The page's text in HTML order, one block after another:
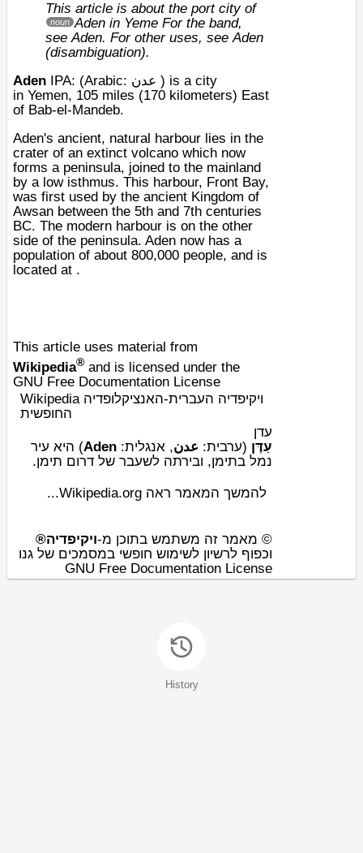
This article is about the port city of
Aden in Yeme
noun
For the band,
seeAden. For other uses, seeAden
(disambiguation).
Aden IPA: (Arabic: عدن ) is a city
in Yemen, 105 miles (170 kilometers) East
of Bab-el-Mandeb.
Aden's ancient, natural harbour lies in the
crater of an extinct volcano which now
forms a peninsula, joined to the mainland
by a low isthmus. This harbour, Front Bay,
was first used by the ancient Kingdom of
Awsan between the 5th and 7th centuries
BC. The modern harbour is on the other
side of the peninsula. Aden now has a
population of about 800,000 people, and is
located at .
This article uses material from
Wikipedia® and is licensed under the
GNU Free Documentation License
Wikipedia ויקיפדיה העברית-האנציקלופדיה
החופשית
עדן
עַדֶּן (ערבית: عدن, אנגלית:
Aden) היא עיר
נמל בתימן, ובירתה לשעבר של דרום תימן.
להמשך המאמר ראה Wikipedia.org...
© מאמר זה משתמש בתוכן מ-ויקיפדיה®
וכפוף לרשיון לשימוש חופשי במסמכים של גנו
GNU Free Documentation License
History